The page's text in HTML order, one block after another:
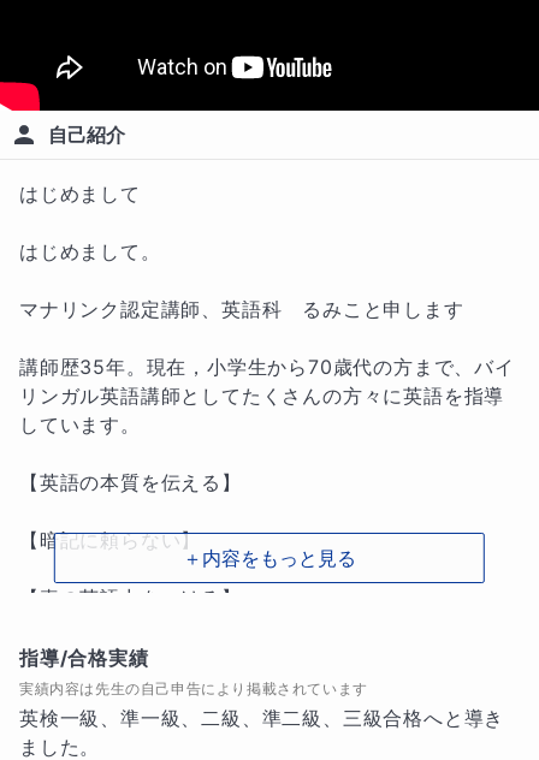
自己紹介
はじめまして
はじめまして。
マナリンク認定講師、英語科　るみこと申します
講師歴35年。現在，小学生から70歳代の方まで、バイ
リンガル英語講師としてたくさんの方々に英語を指導
しています。
【英語の本質を伝える】
【暗記に頼らない】
【真の英語力をつける】
それらの点を大切にして授業をお届けしています。
＊自分に合った先生に出会うのが難しいと思われてい
＋内容をもっと見る
指導/合格実績
実績内容は先生の自己申告により掲載されています
英検一級、準一級、二級、準二級、三級合格へと導き
ました。